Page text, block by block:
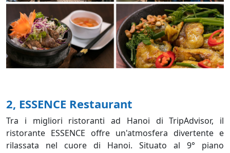
2, ESSENCE Restaurant
Tra i migliori ristoranti ad Hanoi di TripAdvisor, il
ristorante ESSENCE offre un'atmosfera divertente e
rilassata nel cuore di Hanoi. Situato al 9° piano